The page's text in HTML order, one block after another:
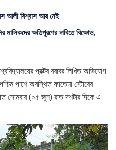
আলী বিশ্বাস আর নেই
মালিকদের ক্ষতিপূরণের দাবিতে বিক্ষোভ,
প্রক্টর বরাবর লিখিত অভিযোগ
পাশে অবস্থিত ফাতেমা স্টোরের
সোমবার (০৫ জুন) রাত দশটার দিকে এ